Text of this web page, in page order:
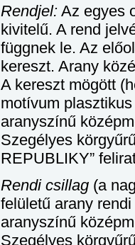
Rendjel: Az egyes
kivitelű. A rend
függnek le. Az
kereszt. Arany
A kereszt mögött
motívum
aranyszínű
Szegélyes
REPUBLIKY”
Rendi csillag (a
felületű arany
aranyszínű
Szegélyes